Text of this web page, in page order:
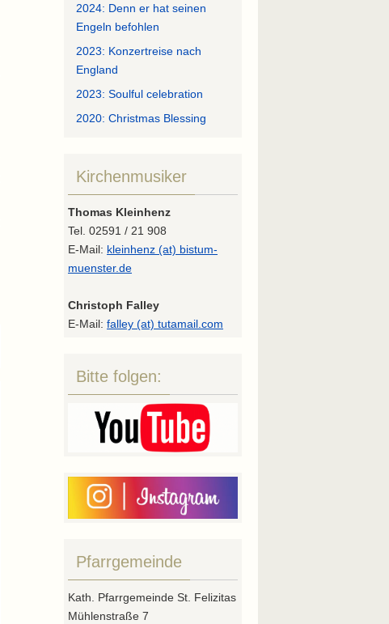
2024: Denn er hat seinen
Engeln befohlen
2023: Konzertreise nach
England
2023: Soulful celebration
2020: Christmas Blessing
Kirchenmusiker
Thomas Kleinhenz
Tel. 02591 / 21 908
E-Mail: kleinhenz (at) bistum-
muenster.de
Christoph Falley
E-Mail: falley (at) tutamail.com
Bitte folgen:
Pfarrgemeinde
Kath. Pfarrgemeinde St. Felizitas
Mühlenstraße 7